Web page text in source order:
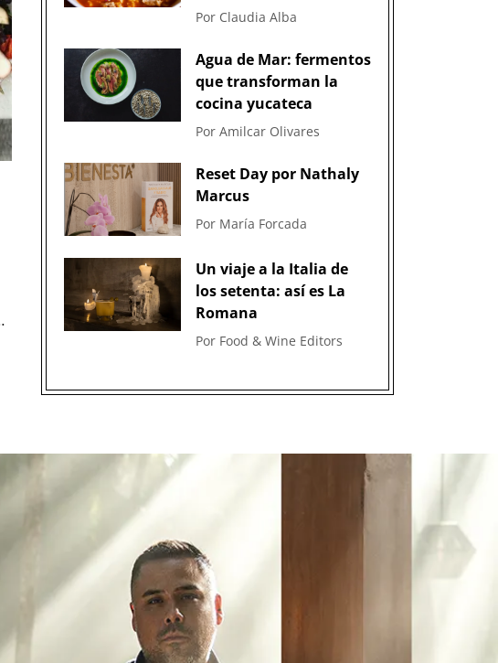
Por Claudia Alba
Agua de Mar: fermentos
que transforman la
cocina yucateca
Por Amilcar Olivares
Reset Day por Nathaly
Marcus
Por María Forcada
Un viaje a la Italia de
los setenta: así es La
Romana
Por Food & Wine Editors